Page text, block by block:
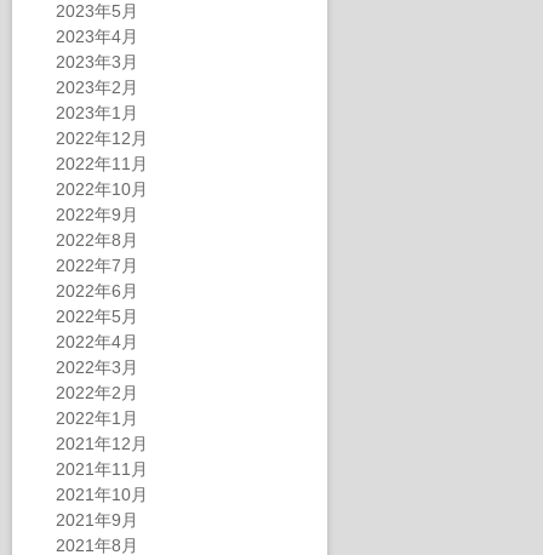
2023年5月
2023年4月
2023年3月
2023年2月
2023年1月
2022年12月
2022年11月
2022年10月
2022年9月
2022年8月
2022年7月
2022年6月
2022年5月
2022年4月
2022年3月
2022年2月
2022年1月
2021年12月
2021年11月
2021年10月
2021年9月
2021年8月